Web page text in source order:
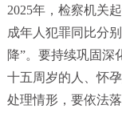
2025年，检察机关
成年人犯罪同比分
降”。要持续巩固深
十五周岁的人、怀
处理情形，要依法落